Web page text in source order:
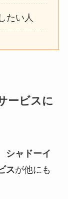
たい人
ービスに
シャドーイ
スが他にも